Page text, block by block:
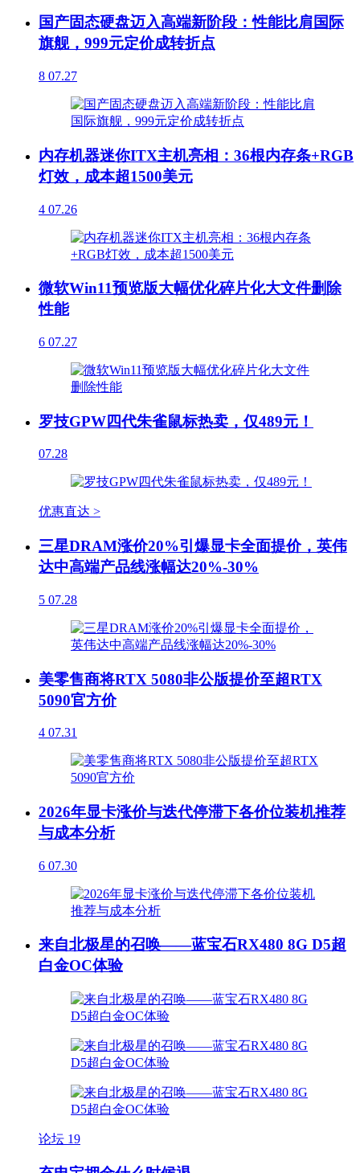
国产固态硬盘迈入高端新阶段：性能比肩国际
旗舰，999元定价成转折点
8 07.27
内存机器迷你ITX主机亮相：36根内存条+RGB
灯效，成本超1500美元
4 07.26
微软Win11预览版大幅优化碎片化大文件删除
性能
6 07.27
罗技GPW四代朱雀鼠标热卖，仅489元！
07.28
优惠直达 >
三星DRAM涨价20%引爆显卡全面提价，英伟
达中高端产品线涨幅达20%-30%
5 07.28
美零售商将RTX 5080非公版提价至超RTX
5090官方价
4 07.31
2026年显卡涨价与迭代停滞下各价位装机推荐
与成本分析
6 07.30
来自北极星的召唤——蓝宝石RX480 8G D5超
白金OC体验
论坛 19